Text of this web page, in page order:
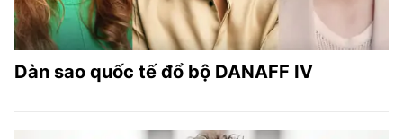
Dàn sao quốc tế đổ bộ DANAFF IV